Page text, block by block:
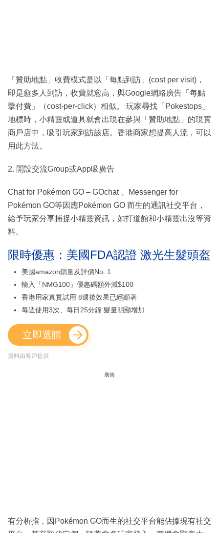
「贊助地點」收費模式是以「每點到訪」(cost per visit)，
即是愈多人到訪，收費就愈高，與Google網絡廣告「每點
擊付費」（cost-per-click）相似。 玩家尋找「Pokestops」
地標時，小精靈或道具就會出現在參與「贊助地點」的現實
商戶店中，吸引玩家到訪該店。香港商家想提高人流，可以
用此方法。
2. 開設交流Group或App吸廣告
Chat for Pokémon GO – GOchat 、Messenger for
Pokémon GO等因應Pokémon GO 而生的通訊社交平台，
給予玩家分享捕捉小精靈資訊，如打道館和小精靈出沒等資
料。
限時優惠：美國FDA認證 激光生髮頭盔
美國amazon鎖量及評價No. 1
輸入「NMG100」優惠碼額外減$100
香港用家真實試用 8週後效果已經顯著
每週使用3次、每日25分鐘 髮量明顯增加
立即選購
資料由客戶提供
廣告
有分析指，因Pokémon GO而生的社交平台能佔據現有社交